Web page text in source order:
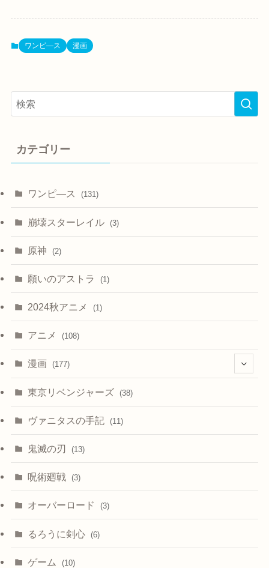
ワンピ―ス 漫画
カテゴリー
ワンピ―ス (131)
崩壊スターレイル (3)
原神 (2)
願いのアストラ (1)
2024秋アニメ (1)
アニメ (108)
漫画 (177)
(4)
東京リベンジャーズ (38)
ヴァニタスの手記 (11)
鬼滅の刃 (13)
呪術廻戦 (3)
オーバーロード (3)
るろうに剣心 (6)
ゲーム (10)